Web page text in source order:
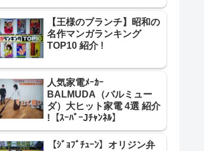
【王様のブランチ】昭和の
名作マンガランキング
TOP10 紹介 !
人気家電ﾒｰｶｰ
BALMUDA（バルミュー
ダ）大ヒット家電 4選 紹介
!【ｽｰﾊﾟｰJﾁｬﾝﾈﾙ】
【ｼﾞｮﾌﾞﾁｭｰﾝ】オリジン弁